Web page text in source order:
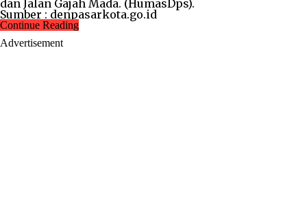
dan Jalan Gajah Mada. (HumasDps).
Sumber : denpasarkota.go.id
Continue Reading
Advertisement